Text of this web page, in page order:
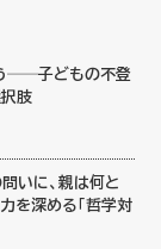
──子どもの不登
択肢
いに、親は何と
を深める「哲学対